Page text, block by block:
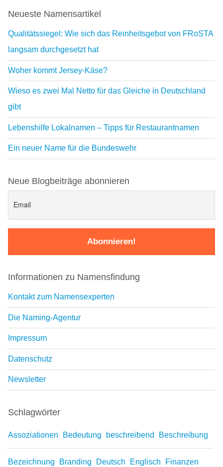
Neueste Namensartikel
Qualitätssiegel: Wie sich das Reinheitsgebot von FRoSTA
langsam durchgesetzt hat
Woher kommt Jersey-Käse?
Wieso es zwei Mal Netto für das Gleiche in Deutschland
gibt
Lebenshilfe Lokalnamen – Tipps für Restaurantnamen
Ein neuer Name für die Bundeswehr
Neue Blogbeiträge abonnieren
Informationen zu Namensfindung
Kontakt zum Namensexperten
Die Naming-Agentur
Impressum
Datenschutz
Newsletter
Schlagwörter
Assoziationen Bedeutung beschreibend Beschreibung
Bezeichnung Branding Deutsch Englisch Finanzen